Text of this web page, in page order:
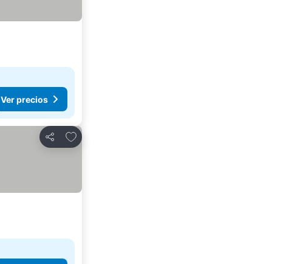
Ver precios
Compartir
Añadir a favoritos